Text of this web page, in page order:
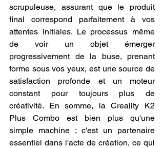
scrupuleuse, assurant que le produit
final correspond parfaitement à vos
attentes initiales. Le processus même
de voir un objet émerger
progressivement de la buse, prenant
forme sous vos yeux, est une source de
satisfaction profonde et un moteur
constant pour toujours plus de
créativité. En somme, la Creality K2
Plus Combo est bien plus qu'une
simple machine ; c'est un partenaire
essentiel dans l'acte de création, ce qui